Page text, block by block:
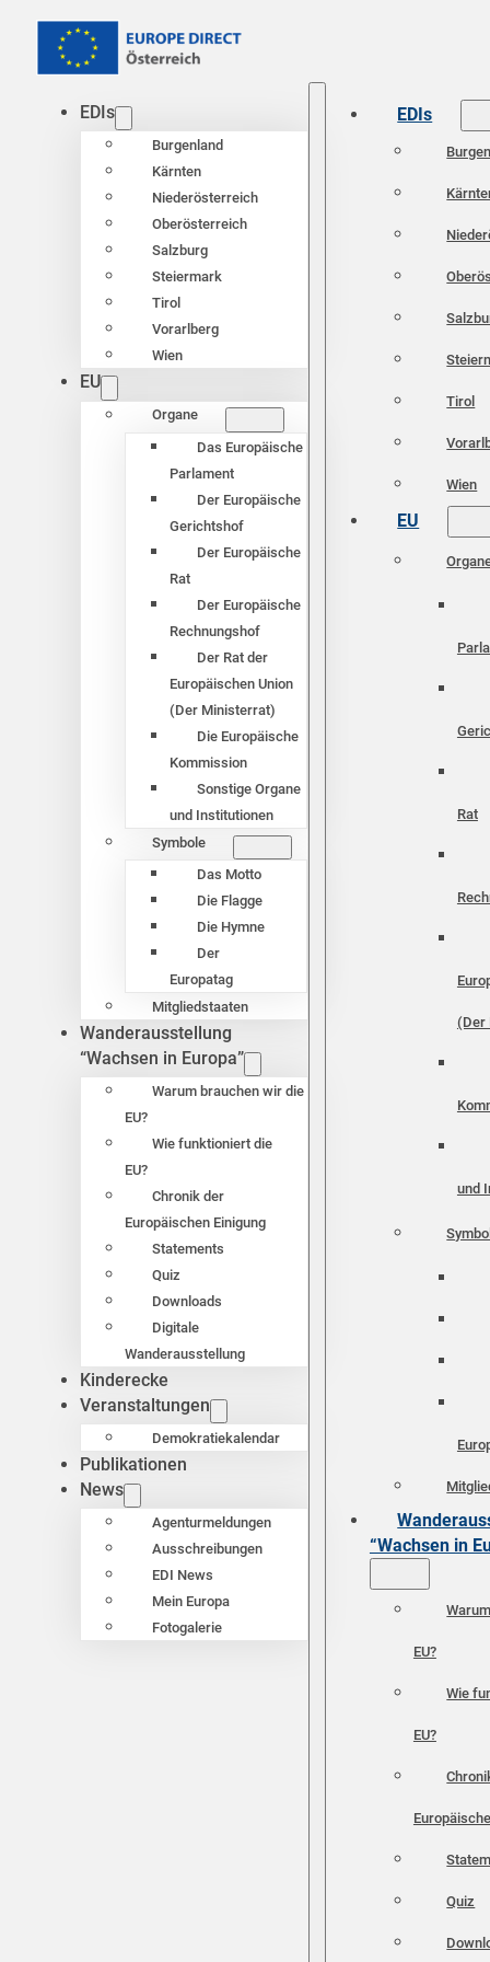
EDIs
Burgenland
Kärnten
Niederösterreich
Oberösterreich
Salzburg
Steiermark
Tirol
Vorarlberg
Wien
EU
Organe
Das Europäische
Parlament
Der Europäische
Gerichtshof
Der Europäische
Rat
Der Europäische
Rechnungshof
Der Rat der
Europäischen Union
(Der Ministerrat)
Die Europäische
Kommission
Sonstige Organe
und Institutionen
Symbole
Das Motto
Die Flagge
Die Hymne
Der
Europatag
Mitgliedstaaten
Wanderausstellung
“Wachsen in Europa”
Warum brauchen wir die
EU?
Wie funktioniert die
EU?
Chronik der
Europäischen Einigung
Statements
Quiz
Downloads
Digitale
Wanderausstellung
Kinderecke
Veranstaltungen
Demokratiekalendar
Publikationen
News
Agenturmeldungen
Ausschreibungen
EDI News
Mein Europa
Fotogalerie
EDIs
Tirol
Wien
EU
Rat
(Der
und
“Wachsen in
EU?
Wie
EU?
Quiz